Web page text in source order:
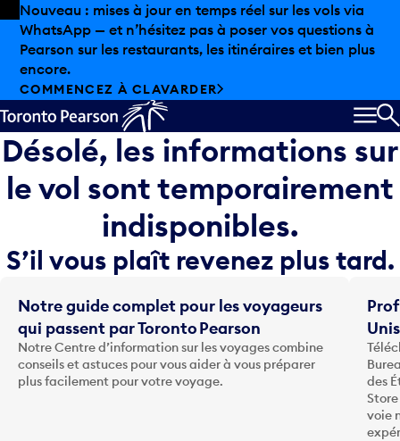
Skip to offers
Passer au contenu principal
Nouveau : mises à jour en temps réel sur les vols via
WhatsApp — et n’hésitez pas à poser vos questions à
Pearson sur les restaurants, les itinéraires et bien plus
encore.
COMMENCEZ À CLAVARDER
Désolé, les informations sur
le vol sont temporairement
indisponibles.
S’il vous plaît revenez plus tard.
Notre guide complet pour les voyageurs
qui passent par Toronto Pearson
Notre Centre d’information sur les voyages combine
conseils et astuces pour vous aider à vous préparer
plus facilement pour votre voyage.
des
voie